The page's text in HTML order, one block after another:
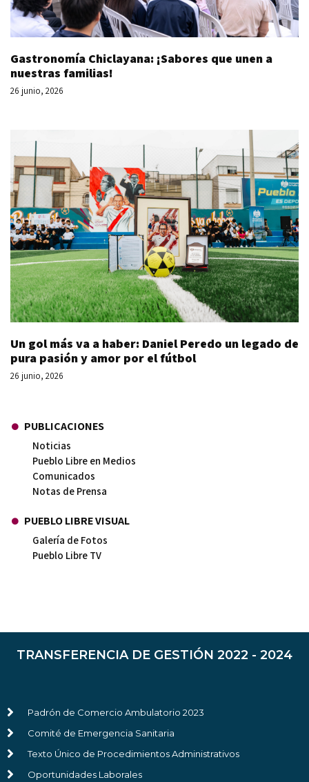
Gastronomía Chiclayana: ¡Sabores que unen a
nuestras familias!
26 junio, 2026
Un gol más va a haber: Daniel Peredo un legado de
pura pasión y amor por el fútbol
26 junio, 2026
PUBLICACIONES
Noticias
Pueblo Libre en Medios
Comunicados
Notas de Prensa
PUEBLO LIBRE VISUAL
Galería de Fotos
Pueblo Libre TV
TRANSFERENCIA DE GESTIÓN 2022 - 2024
Padrón de Comercio Ambulatorio 2023
Comité de Emergencia Sanitaria
Texto Único de Procedimientos Administrativos
Oportunidades Laborales